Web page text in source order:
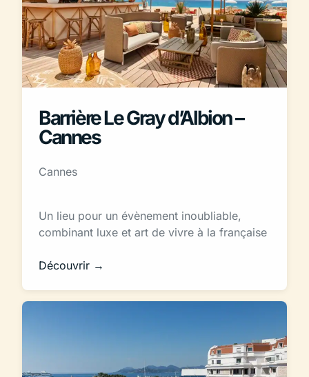
Barrière Le Gray d’Albion –
Cannes
Cannes
Un lieu pour un évènement inoubliable,
combinant luxe et art de vivre à la française
Découvrir →